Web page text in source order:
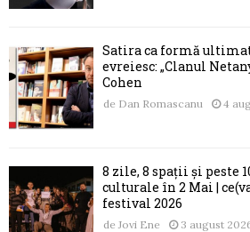
Satira ca formă
evreiesc: „Clanul
Cohen
de Dan Romascanu 4
8 zile, 8 spații și peste
culturale în 2 Mai |
festival 2026
de Jovi Ene 3 august